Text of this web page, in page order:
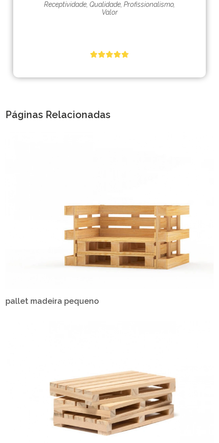
Receptividade, Qualidade, Profissionalismo,
Valor
Páginas Relacionadas
pallet madeira pequeno